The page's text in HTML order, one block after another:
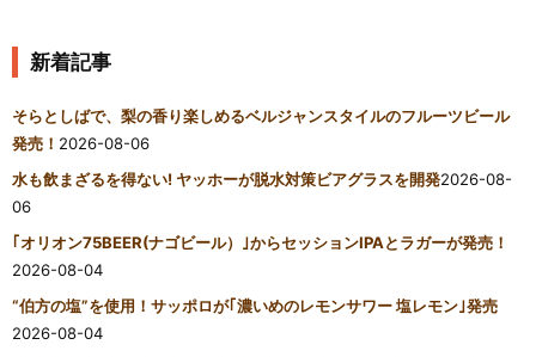
新着記事
そらとしばで、梨の香り楽しめるベルジャンスタイルのフルーツビール
発売！ 2026-08-06
水も飲まざるを得ない! ヤッホーが脱水対策ビアグラスを開発2026-08-
06
｢オリオン75BEER(ナゴビール）｣からセッションIPAとラガーが発売！
2026-08-04
“伯方の塩”を使用！サッポロが｢濃いめのレモンサワー 塩レモン｣発売
2026-08-04